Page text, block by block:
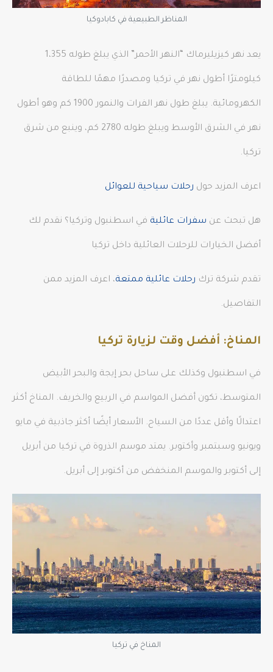
المناظر الطبيعية في كابادوكيا
يعد نهر كيزيليرماك “النهر الأحمر” الذي يبلغ طوله 1،355
كيلومترًا أطول نهر في تركيا ومصدرًا مهمًا للطاقة
الكهرومائية. يبلغ طول نهر الفرات والنمور 1900 كم وهو أطول
نهر في الشرق الأوسط ويبلغ طوله 2780 كم، وينبع من شرق
تركيا.
اعرف المزيد حول رحلات سياحية للعوائل
هل تبحث عن سفرات عائلية في اسطنبول وتركيا؟ نقدم لك
أفضل الخيارات للرحلات العائلية داخل تركيا
تقدم شركة ترك رحلات عائلية ممتعة، اعرف المزيد ممن
التفاصيل.
المناخ: أفضل وقت لزيارة تركيا
في اسطنبول وكذلك على ساحل بحر إيجة والبحر الأبيض
المتوسط​، تكون أفضل المواسم في الربيع والخريف. المناخ أكثر
اعتدالًا وأقل عددًا من السياح. الأسعار أيضًا أكثر جاذبية في مايو
ويونيو وسبتمبر وأكتوبر. يمتد موسم الذروة في تركيا من أبريل
إلى أكتوبر والموسم المنخفض من أكتوبر إلى أبريل.
المناخ في تركيا